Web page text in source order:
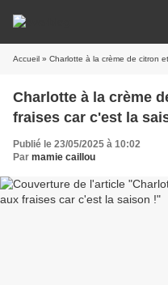
Accueil » Charlotte à la crème de citron
Charlotte à la crème
fraises car c'est la
Publié le 23/05/2025 à 10:02
Par mamie caillou